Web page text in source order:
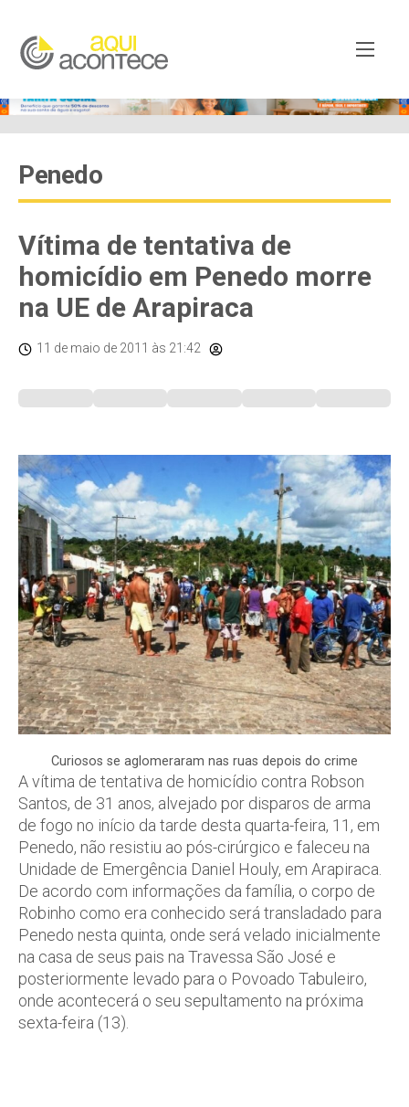
Penedo
Vítima de tentativa de
homicídio em Penedo morre
na UE de Arapiraca
11 de maio de 2011 às 21:42
Curiosos se aglomeraram nas ruas depois do crime
A vítima de tentativa de homicídio contra Robson
Santos, de 31 anos, alvejado por disparos de arma
de fogo no início da tarde desta quarta-feira, 11, em
Penedo, não resistiu ao pós-cirúrgico e faleceu na
Unidade de Emergência Daniel Houly, em Arapiraca.
De acordo com informações da família, o corpo de
Robinho como era conhecido será transladado para
Penedo nesta quinta, onde será velado inicialmente
na casa de seus pais na Travessa São José e
posteriormente levado para o Povoado Tabuleiro,
onde acontecerá o seu sepultamento na próxima
sexta-feira (13).